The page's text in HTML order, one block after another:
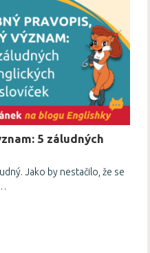
5 záludných
Jako by nestačilo, že se